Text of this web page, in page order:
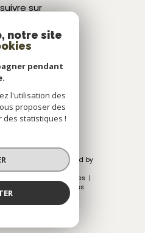
sur
| Traduction powered by
|
Mentions légales
Cookies
notre site
pendant
l'utilisation des
proposer des
statistiques !